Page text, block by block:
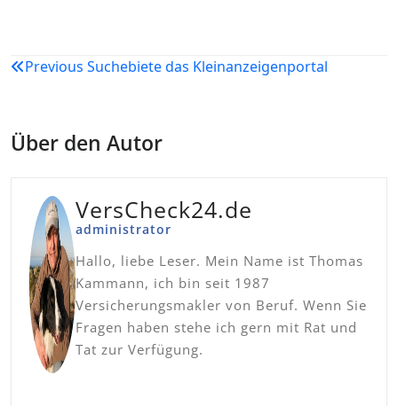
Beitragsnavigation
Previous Suchebiete das Kleinanzeigenportal
Über den Autor
VersCheck24.de
administrator
Hallo, liebe Leser. Mein Name ist Thomas
Kammann, ich bin seit 1987
Versicherungsmakler von Beruf. Wenn Sie
Fragen haben stehe ich gern mit Rat und
Tat zur Verfügung.